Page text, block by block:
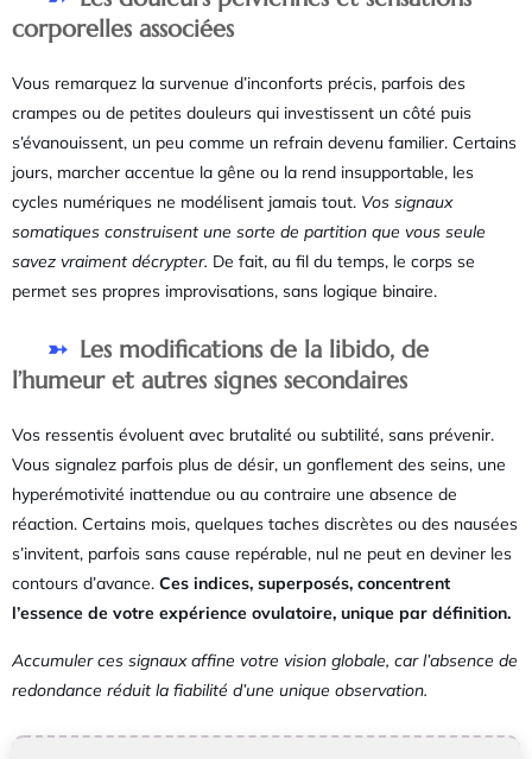
corporelles associées
Vous remarquez la survenue d’inconforts précis, parfois des
crampes ou de petites douleurs qui investissent un côté puis
s’évanouissent, un peu comme un refrain devenu familier. Certains
jours, marcher accentue la gêne ou la rend insupportable, les
cycles numériques ne modélisent jamais tout. Vos signaux
somatiques construisent une sorte de partition que vous seule
savez vraiment décrypter. De fait, au fil du temps, le corps se
permet ses propres improvisations, sans logique binaire.
Les modifications de la libido, de
l’humeur et autres signes secondaires
Vos ressentis évoluent avec brutalité ou subtilité, sans prévenir.
Vous signalez parfois plus de désir, un gonflement des seins, une
hyperémotivité inattendue ou au contraire une absence de
réaction. Certains mois, quelques taches discrètes ou des nausées
s’invitent, parfois sans cause repérable, nul ne peut en deviner les
contours d’avance. Ces indices, superposés, concentrent
l’essence de votre expérience ovulatoire, unique par définition.
Accumuler ces signaux affine votre vision globale, car l’absence de
redondance réduit la fiabilité d’une unique observation.